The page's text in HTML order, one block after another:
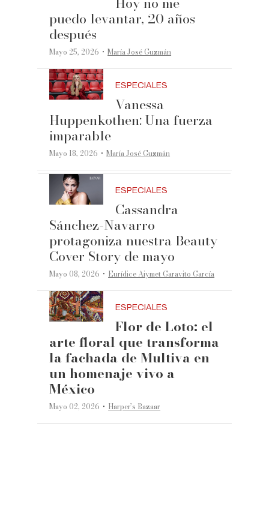
puedo levantar, 20 años
después
Mayo 25, 2026 ·María José Guzmán
ESPECIALES
Vanessa
Huppenkothen: Una fuerza
imparable
Mayo 18, 2026 ·María José Guzmán
ESPECIALES
Cassandra
Sánchez-Navarro
protagoniza nuestra Beauty
Cover Story de mayo
Mayo 08, 2026 ·Eurídice Aiymet Garavito García
ESPECIALES
Flor de Loto: el
arte floral que transforma
la fachada de Multiva en
un homenaje vivo a
México
Mayo 02, 2026 ·Harper’s Bazaar